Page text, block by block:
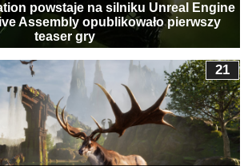
powstaje na silniku Unreal Engine
Assembly opublikowało pierwszy
teaser gry
21